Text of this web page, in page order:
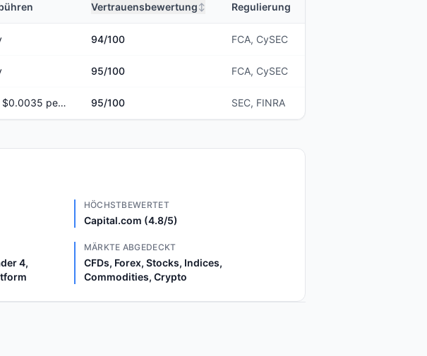
Vertrauensbewertung ↕ Regulierung
94/100 FCA, CySEC
95/100 FCA, CySEC
$0.0005 to $0.0035 per share 95/100 SEC, FINRA
HÖCHSTBEWERTET
Capital.com (4.8/5)
4,
MÄRKTE ABGEDECKT
CFDs, Forex, Stocks, Indices,
Commodities, Crypto